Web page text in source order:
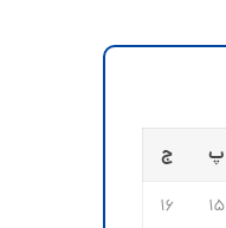
پ ج
۱۵ ۱۶